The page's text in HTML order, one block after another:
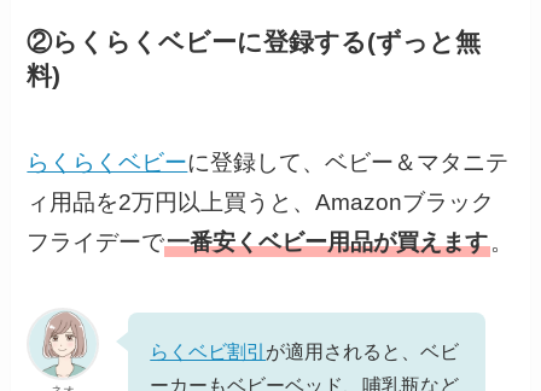
②らくらくベビーに登録する(ずっと無
料)
らくらくベビーに登録して、ベビー＆マタニテ
ィ用品を2万円以上買うと、Amazonブラック
フライデーで一番安くベビー用品が買えます。
らくベビ割引 が適用されると、ベビ
ーカーもベビーベッド、哺乳瓶など